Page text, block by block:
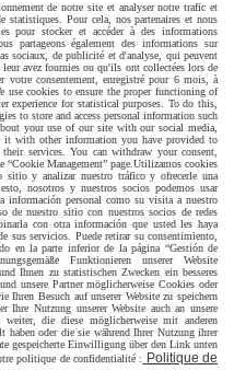
de notre site et analyser notre trafic et
statistiques. Pour cela, nos partenaires et nous
pour stocker et accéder à des informations
partageons également des informations sur
sociaux, de publicité et d'analyse, qui peuvent
avez fournies ou qu'ils ont collectées lors de
votre consentement, enregistré pour 6 mois, à
use cookies to ensure the proper functioning of
experience for statistical purposes. To do this,
to store and access personal information such
your use of our site with our social media,
it with other information you have provided to
services. You can withdraw your consent,
Management” page. Utilizamos cookies
sitio y analizar nuestro tráfico y ofrecerle una
nosotros y nuestros socios podemos usar
información personal como su visita a nuestro
de nuestro sitio con nuestros socios de redes
con otra información que usted les haya
sus servicios. Puede retirar su consentimiento,
en la parte inferior de la página “Gestión de
Funktionieren unserer Website
Ihnen zu statistischen Zwecken ein besseres
unsere Partner möglicherweise Cookies oder
Ihren Besuch auf unserer Website zu speichern
Ihre Nutzung unserer Website auch an unsere
die diese möglicherweise mit anderen
oder die sie während Ihrer Nutzung ihrer
gespeicherte Einwilligung über den Link unten
politique de confidentialité :
Politique de